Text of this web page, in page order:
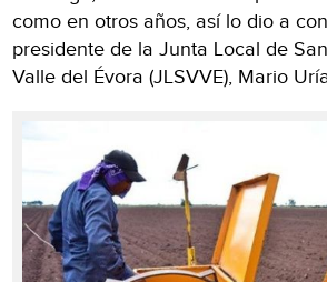
como en otros años, así lo dio a
presidente de la Junta Local de
Valle del Évora (JLSVVE), Mario